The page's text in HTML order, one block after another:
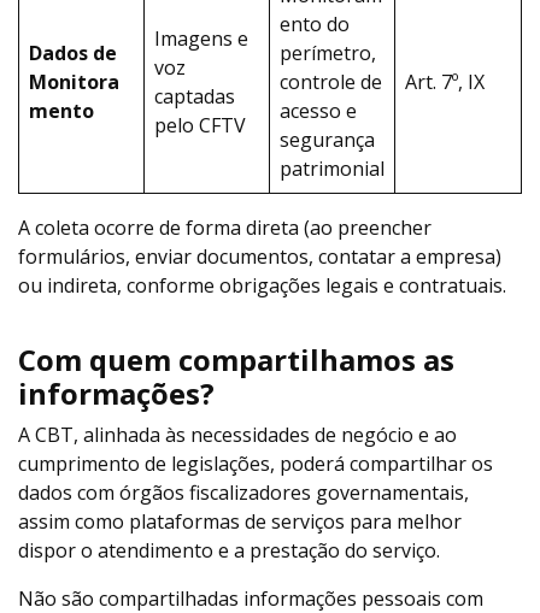
Dados de
Monitora
mento
Imagens e
voz
captadas
pelo CFTV
ento do
perímetro,
controle de
acesso e
segurança
patrimonial
Art. 7º, IX
A coleta ocorre de forma direta (ao preencher
formulários, enviar documentos, contatar a empresa)
ou indireta, conforme obrigações legais e contratuais.
Com quem compartilhamos as
informações?
A CBT, alinhada às necessidades de negócio e ao
cumprimento de legislações, poderá compartilhar os
dados com órgãos fiscalizadores governamentais,
assim como plataformas de serviços para melhor
dispor o atendimento e a prestação do serviço.
Não são compartilhadas informações pessoais com